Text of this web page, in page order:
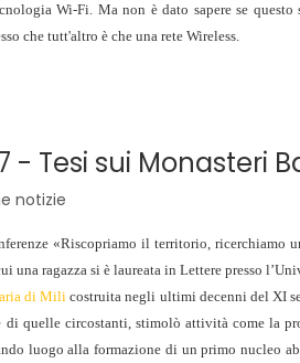
Wi-Fi. Ma non è dato sapere se
che tutt'altro è che una rete Wireless.
- Tesi sui Monasteri
notizie
«Riscopriamo il territorio, ricerchiamo
una ragazza si è laureata in Lettere presso
di Mili costruita negli ultimi decenni del XI
quelle circostanti, stimolò attività come la
luogo alla formazione di un primo nucleo